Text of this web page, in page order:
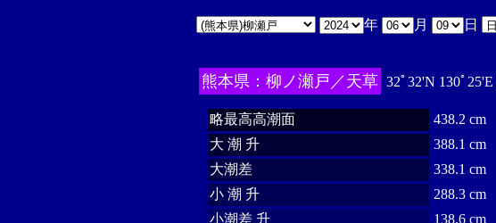
年 月 日
熊本県：柳ノ瀬戸／天草 32ﾟ32'N 130ﾟ25'E
略最高高潮面
438.2 cm
大 潮 升
388.1 cm
大潮差
338.1 cm
小 潮 升
288.3 cm
小潮差 升
138.6 cm